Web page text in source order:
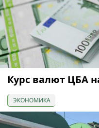
Курс валют ЦБА
ЭКОНОМИКА